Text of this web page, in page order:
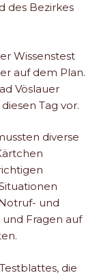
des Bezirkes
Wissenstest
auf dem Plan.
Vöslauer
Tag vor.
diverse
und
Fragen auf
die